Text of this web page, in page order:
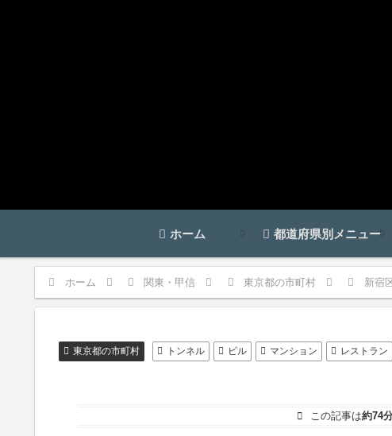
ホーム 都道府県別メニュー
ホーム 関東・甲信 東京都の市町村 新宿
東京都の市町村 トンネル ビル マンション レストラン
この記事は約74